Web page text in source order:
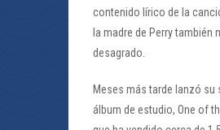
contenido lírico de la
la madre de Perry también
desagrado.
Meses más tarde lanzó su
álbum de estudio, One of